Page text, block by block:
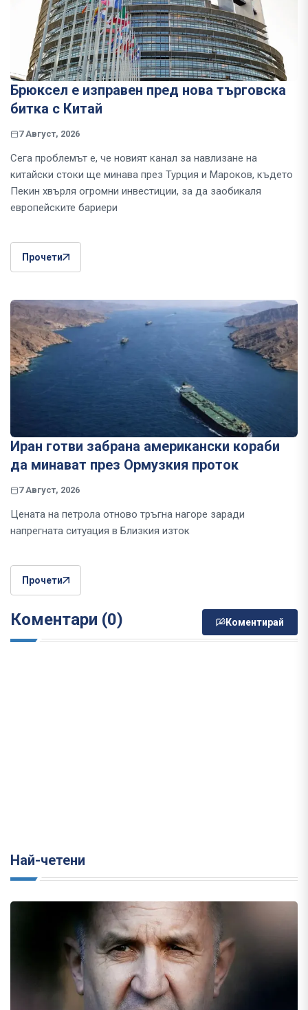
Брюксел е изправен пред нова търговска
битка с Китай
7 Август, 2026
Сега проблемът е, че новият канал за навлизане на
китайски стоки ще минава през Турция и Мароков, където
Пекин хвърля огромни инвестиции, за да заобикаля
европейските бариери
Прочети
Иран готви забрана американски кораби
да минават през Ормузкия проток
7 Август, 2026
Цената на петрола отново тръгна нагоре заради
напрегната ситуация в Близкия изток
Прочети
Коментари (0) Коментирай
Най-четени